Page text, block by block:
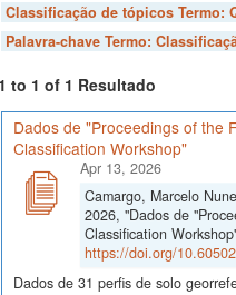
Classificação de tópicos Termo:
Palavra-chave Termo:
to 1 of 1 Resultado
Dados de "Proceedings of the
Classification Workshop"
Apr 13, 2026
Camargo, Marcelo
2026, "Dados de
Classification
https://doi.org/
Dados de 31 perfis de solo